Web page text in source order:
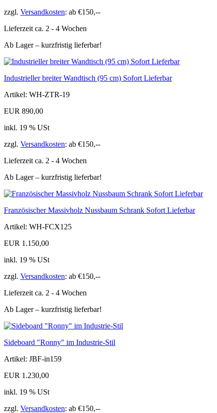
zzgl. Versandkosten: ab €150,--
Lieferzeit ca. 2 - 4 Wochen
Ab Lager – kurzfristig lieferbar!
Industrieller breiter Wandtisch (95 cm) Sofort Lieferbar
Artikel: WH-ZTR-19
EUR 890,00
inkl. 19 % USt
zzgl. Versandkosten: ab €150,--
Lieferzeit ca. 2 - 4 Wochen
Ab Lager – kurzfristig lieferbar!
Französischer Massivholz Nussbaum Schrank Sofort Lieferbar
Artikel: WH-FCX125
EUR 1.150,00
inkl. 19 % USt
zzgl. Versandkosten: ab €150,--
Lieferzeit ca. 2 - 4 Wochen
Ab Lager – kurzfristig lieferbar!
Sideboard "Ronny" im Industrie-Stil
Artikel: JBF-in159
EUR 1.230,00
inkl. 19 % USt
zzgl. Versandkosten: ab €150,--